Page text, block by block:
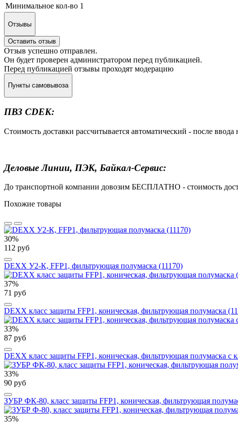
Минимальное кол-во 1
Отзывы
Оставить отзыв
Отзыв успешно отправлен.
Он будет проверен администратором перед публикацией.
Перед публикацией отзывы проходят модерацию
Пункты самовывоза
ПВЗ CDEK:
Стоимость доставки рассчитывается автоматический - после
Деловые Линии, ПЭК, Байкал-Сервис:
До транспортной компании довозим БЕСПЛАТНО - стоимость
Похожие товары
30%
112 руб
DEXX У2-К, FFP1, фильтрующая полумаска (11170)
37%
71 руб
DEXX класс защиты FFP1, коническая, фильтрующая полумаска
33%
87 руб
DEXX класс защиты FFP1, коническая, фильтрующая полумаска с
33%
90 руб
ЗУБР ФК-80, класс защиты FFP1, коническая, фильтрующая
35%